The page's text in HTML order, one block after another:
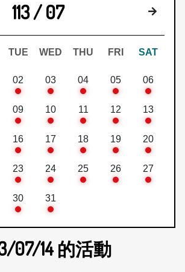
113 / 07 下個月
TUE WED THU FRI SAT
02 03 04 05 06
09 10 11 12 13
16 17 18 19 20
23 24 25 26 27
30 31
07/14的活動